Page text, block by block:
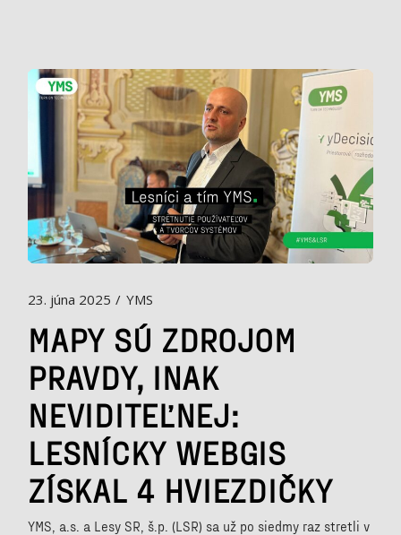
23. júna 2025 YMS
MAPY SÚ ZDROJOM
PRAVDY, INAK
NEVIDITEĽNEJ:
LESNÍCKY WEBGIS
ZÍSKAL 4 HVIEZDIČKY
YMS, a.s. a Lesy SR, š.p. (LSR) sa už po siedmy raz stretli v